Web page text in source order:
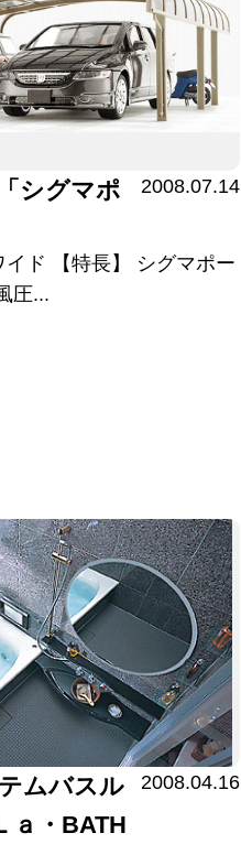
シグマポ
2008.07.14
ド 【特長】 シグマポー
圧...
ムバスル
ａ・BATH
2008.04.16